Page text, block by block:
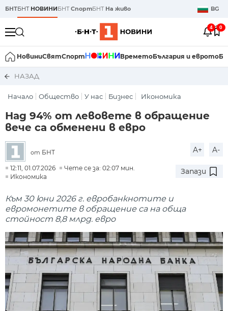
БНТБНТ НОВИНИБНТСпортБНТ На живо BG
4 0
НовиниСвятСпорт ВреметоБългария и еврото
НАЗАД
Начало Общество У нас Бизнес Икономика
Над 94% от левовете в обращение
вече са обменени в евро
от БНТ A+ A-
12:11, 01.07.2026
Чете се за: 02:07 мин.
Икономика
Запази
Към 30 юни 2026 г. евробанкнотите и
евромонетите в обращение са на обща
стойност 8,8 млрд. евро